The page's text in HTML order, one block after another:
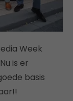
Week
is er
basis